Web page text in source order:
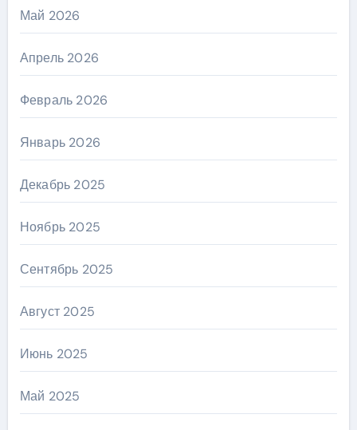
Май 2026
Апрель 2026
Февраль 2026
Январь 2026
Декабрь 2025
Ноябрь 2025
Сентябрь 2025
Август 2025
Июнь 2025
Май 2025